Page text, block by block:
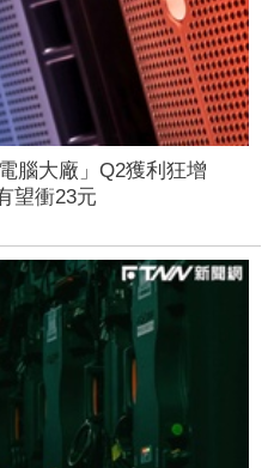
腦大廠」Q2獲利狂增
望衝23元